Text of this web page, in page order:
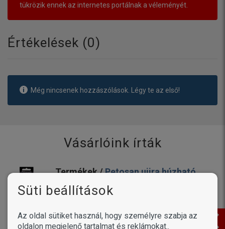
tükrözik ennek az internetes portálnak a véleményét.
Értékelések (0)
Még nincsenek hozzászólások. Légy te az első!
Vásárlóink írták
Termékek /Petosan ujjra húzható
Mi a termékkel megvagyunk elégedve ,a kutyum is
Süti beállítások
Az oldal sütiket használ, hogy személyre szabja az
oldalon megjelenő tartalmat és reklámokat..